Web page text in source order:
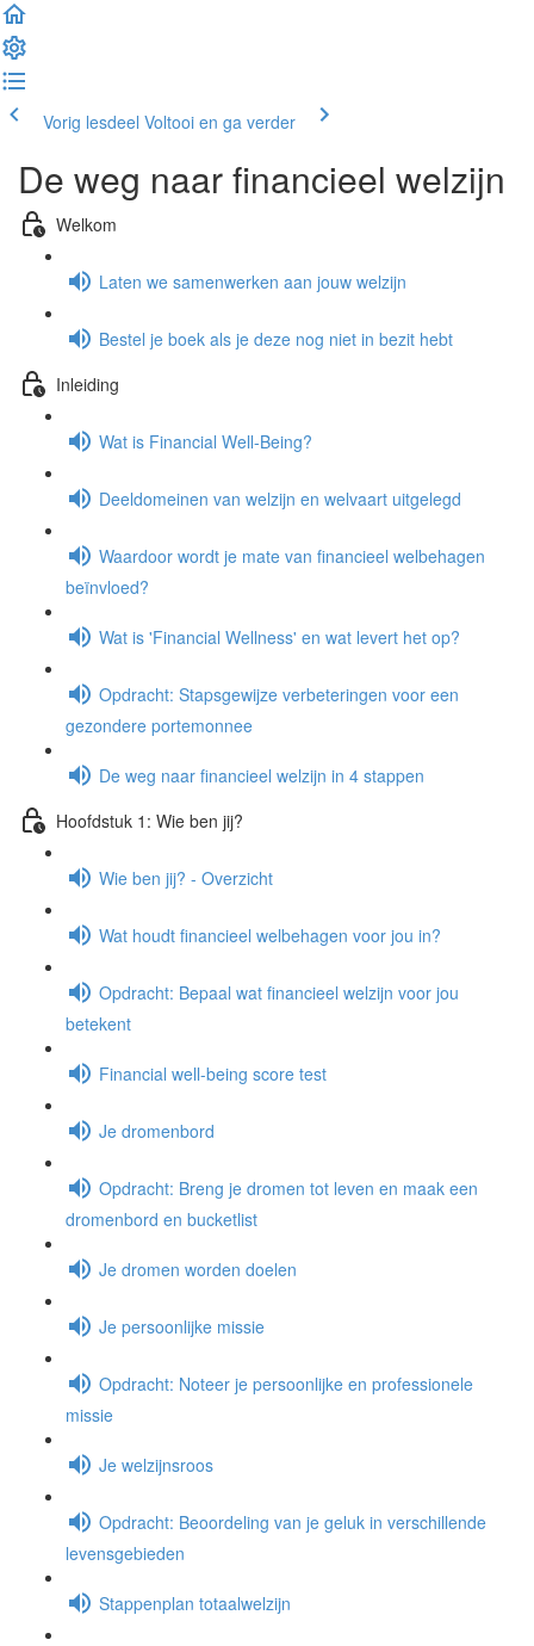
Vorig lesdeel Voltooi en ga verder
De weg naar financieel welzijn
Welkom
Laten we samenwerken aan jouw welzijn
Bestel je boek als je deze nog niet in bezit hebt
Inleiding
Wat is Financial Well-Being?
Deeldomeinen van welzijn en welvaart uitgelegd
Waardoor wordt je mate van financieel welbehagen
beïnvloed?
Wat is 'Financial Wellness' en wat levert het op?
Opdracht: Stapsgewijze verbeteringen voor een
gezondere portemonnee
De weg naar financieel welzijn in 4 stappen
Hoofdstuk 1: Wie ben jij?
Wie ben jij? - Overzicht
Wat houdt financieel welbehagen voor jou in?
Opdracht: Bepaal wat financieel welzijn voor jou
betekent
Financial well-being score test
Je dromenbord
Opdracht: Breng je dromen tot leven en maak een
dromenbord en bucketlist
Je dromen worden doelen
Je persoonlijke missie
Opdracht: Noteer je persoonlijke en professionele
missie
Je welzijnsroos
Opdracht: Beoordeling van je geluk in verschillende
levensgebieden
Stappenplan totaalwelzijn